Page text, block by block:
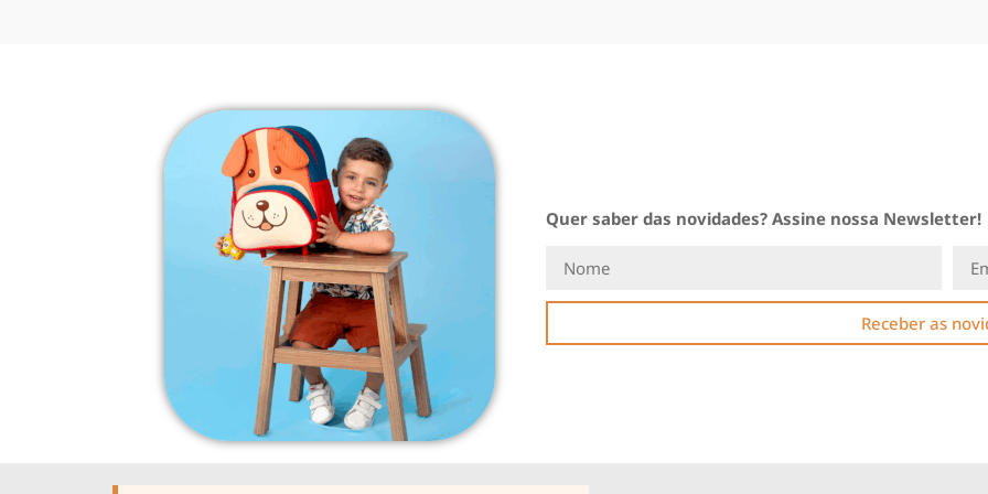
Quer saber das novidades? Assine nossa Newsletter!
Receber as